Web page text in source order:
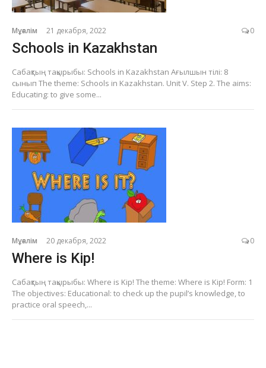
Мұғалім 21 декабря, 2022 0
Schools in Kazakhstan
Сабақтың тақырыбы: Schools in Kazakhstan Ағылшын тілі: 8
сынып The theme: Schools in Kazakhstan. Unit V. Step 2. The aims:
Educating: to give some...
Мұғалім 20 декабря, 2022 0
Where is Kip!
Сабақтың тақырыбы: Where is Kip! The theme: Where is Kip! Form: 1
The objectives: Educational: to check up the pupil’s knowledge, to
practice oral speech,...